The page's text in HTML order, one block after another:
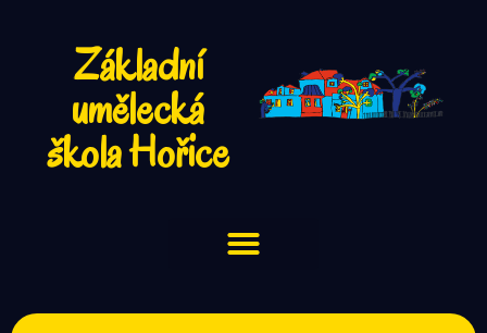
Základní
umělecká
škola Hořice